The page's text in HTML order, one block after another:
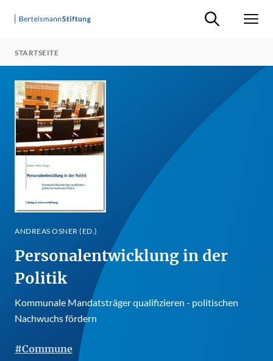
Suche ein-/
STARTSEITE
ANDREAS OSNER (ED.)
Personalentwicklung in der
Politik
Kommunale Mandatsträger qualifizieren - politischen
Nachwuchs fördern
#Commune